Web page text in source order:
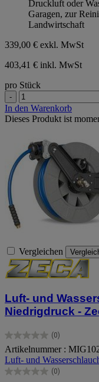
Druckluft oder
Garagen, zur
Landwirtschaft
339,00 € exkl. MwSt
403,41 € inkl. MwSt
pro Stück
-
In den Warenkorb
Dieses Produkt ist
Vergleichen
Luft- und
Niedrigdruck -
(0)
0.0
von
5
Sternen.
Artikelnummer :
Luft- und
(0)
0.0